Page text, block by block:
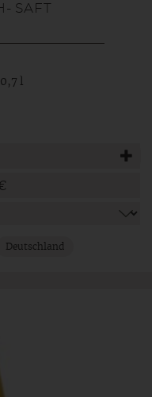
SAFT
l
Deutschland